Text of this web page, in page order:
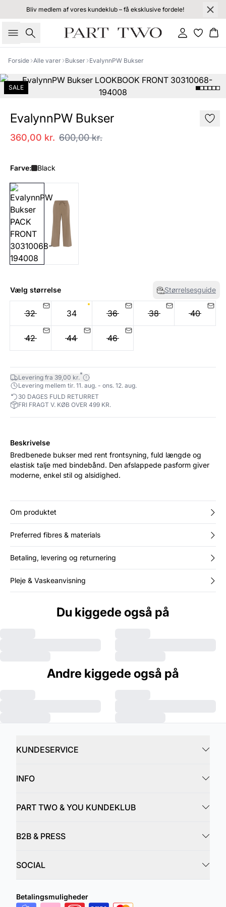
Bliv medlem af vores kundeklub – få eksklusive fordele!
Søg Log ind
Forside Alle varer Bukser EvalynnPW Bukser
SALE
EvalynnPW Bukser
360,00 kr. 600,00 kr.
Farve: Black
Vælg størrelse Størrelsesguide
32 34 36 38 40
42 44 46
Levering fra 39,00 kr.*
Levering mellem tir. 11. aug. - ons. 12. aug.
30 DAGES FULD RETURRET
FRI FRAGT V. KØB OVER 499 KR.
Beskrivelse
Bredbenede bukser med rent frontsyning, fuld længde og
elastisk talje med bindebånd. Den afslappede pasform giver
moderne, enkel stil og alsidighed.
Om produktet
Preferred fibres & materials
Betaling, levering og returnering
Pleje & Vaskeanvisning
Du kiggede også på
Andre kiggede også på
KUNDESERVICE
INFO
PART TWO & YOU KUNDEKLUB
B2B & PRESS
SOCIAL
Betalingsmuligheder